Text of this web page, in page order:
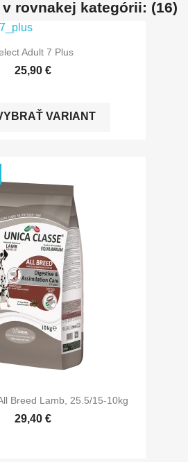
rovnakej kategórii: (16)
Adult 7 Plus
25,90 €
VARIANT
Breed Lamb, 25.5/15-10kg
29,40 €